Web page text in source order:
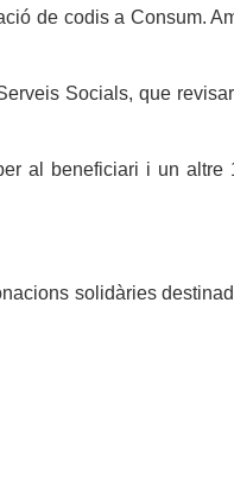
de codis a Consum.
Socials, que
al beneficiari i un altre
solidàries